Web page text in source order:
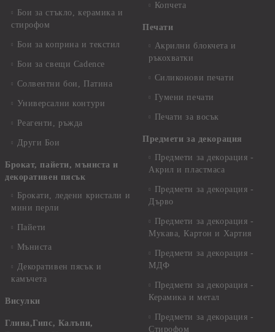
Бои за стъкло, керамика и
стирофом
Бои за коприна и текстил
Бои за свещи Cadence
Солвентни бои, Патина
Универсални контури
Реагенти, ръжда
Други Бои
Брокат, пайети, мъниста и
декоративен пясък
Брокати, ледени кристали и
мини перли
Пайети
Мъниста
Декоративен пясък и
камъчета
Висулки
Глина,Гипс, Калъпи,
Копчета
Печати
Акрилни блокчета и
ръкохватки
Силиконови печати
Гумени печати
Печати за восък
Предмети за декорация
Предмети за декорация -
Акрил и пластмаса
Предмети за декорация -
Дърво
Предмети за декорация -
Мукава, Картон и Хартия
Предмети за декорация -
МДФ
Предмети за декорация -
Керамика и метал
Предмети за декорация -
Стирофом